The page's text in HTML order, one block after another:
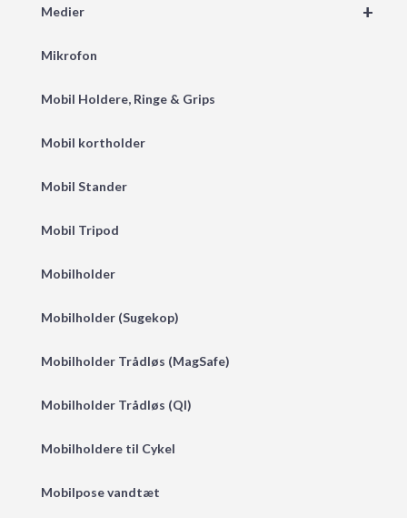
+
Medier
Mikrofon
Mobil Holdere, Ringe & Grips
Mobil kortholder
Mobil Stander
Mobil Tripod
Mobilholder
Mobilholder (Sugekop)
Mobilholder Trådløs (MagSafe)
Mobilholder Trådløs (QI)
Mobilholdere til Cykel
Mobilpose vandtæt